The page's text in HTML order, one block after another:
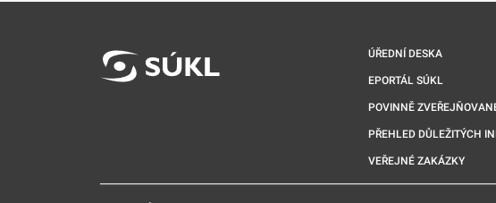
ÚŘEDNÍ DESKA
EPORTÁL SÚKL
POVINNĚ
PŘEHLED DŮLEŽITÝCH
VEŘEJNÉ ZAKÁZKY